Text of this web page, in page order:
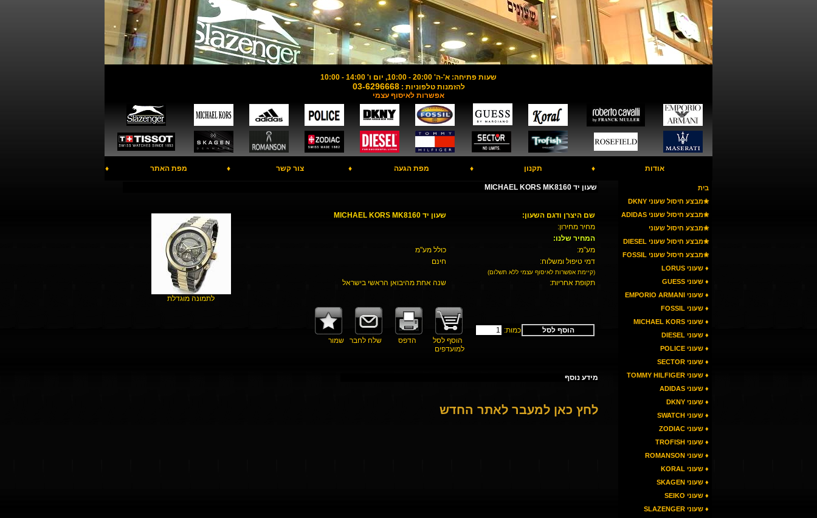
שעות פתיחה: א'-ה' 20:00 - 10:00, יום ו' 14:00 - 10:00
להזמנות טלפוניות :03-6296668
אפשרות לאיסוף עצמי
אודות ♦ תקנון ♦ מפת הגעה ♦ צור קשר ♦ מפת האתר ♦
בית
✬מבצע חיסול שעוני DKNY
✬מבצע חיסול שעוני ADIDAS
✬מבצע חיסול שעוני
ARMANI
✬מבצע חיסול שעוני DIESEL
✬מבצע חיסול שעוני FOSSIL
♦ שעוני LORUS
♦ שעוני GUESS
♦ שעוני EMPORIO ARMANI
♦ שעוני FOSSIL
♦ שעוני MICHAEL KORS
♦ שעוני DIESEL
♦ שעוני POLICE
♦ שעוני SECTOR
♦ שעוני TOMMY HILFIGER
♦ שעוני ADIDAS
♦ שעוני DKNY
♦ שעוני SWATCH
♦ שעוני ZODIAC
♦ שעוני TROFISH
♦ שעוני ROMANSON
♦ שעוני KORAL
♦ שעוני SKAGEN
♦ שעוני SEIKO
♦ שעוני SLAZENGER
שעון יד MICHAEL KORS MK8160
שם היצרן ודגם השעון:
שעון יד MICHAEL KORS MK8160
מחיר מחירון:
המחיר שלנו:
מע"מ:
כולל מע"מ
דמי טיפול ומשלוח:
חינם
(קיימת אפשרות לאיסוף עצמי ללא תשלום)
תקופת אחריות: שנה אחת מהיבואן הראשי בישראל
הוסף לסל
כמות:
הוסף לסל
הדפס שלח לחבר שמור
למועדפים
לתמונה מוגדלת
מידע נוסף
לחץ כאן למעבר לאתר החדש